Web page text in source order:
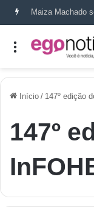
Início / 147º edição
147º